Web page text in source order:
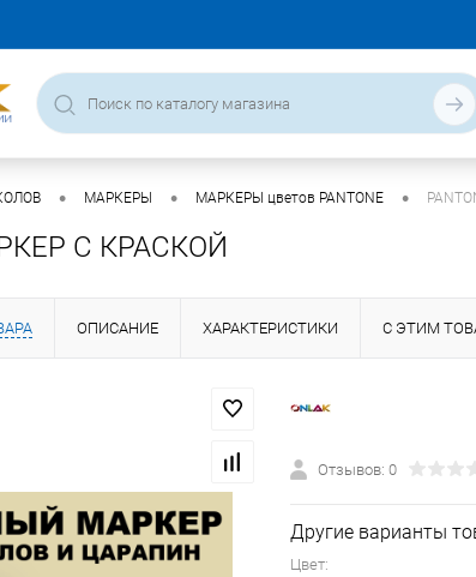
• МАРКЕРЫ • МАРКЕРЫ цветов PANTONE •
С КРАСКОЙ
ОПИСАНИЕ ХАРАКТЕРИСТИКИ С ЭТИМ
Отзывов: 0
Другие варианты
Цвет: